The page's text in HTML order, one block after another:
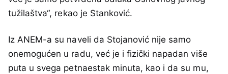
tužilaštva“, rekao je Stanković.
Iz ANEM-a su naveli da Stojanović nije samo
onemogućen u radu, već je i fizički napadan više
puta u svega petnaestak minuta, kao i da su mu,